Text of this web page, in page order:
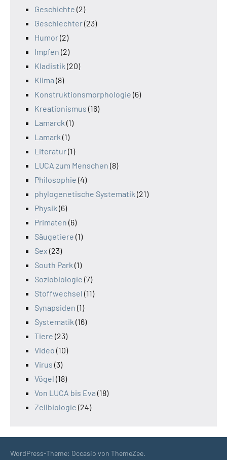
Geschichte (2)
Geschlechter(23)
Humor(2)
Impfen (2)
Kladistik (20)
Klima (8)
Konstruktionsmorphologie (6)
Kreationismus (16)
Lamarck (1)
Lamark (1)
Literatur(1)
LUCA zum Menschen (8)
Philosophie (4)
phylogenetische Systematik (21)
Physik (6)
Primaten (6)
Säugetiere (1)
Sex (23)
South Park (1)
Soziobiologie (7)
Stoffwechsel (11)
Synapsiden (1)
Systematik (16)
Tiere (23)
Video (10)
Virus (3)
Vögel (18)
Von LUCA bis Eva (18)
Zellbiologie (24)
WordPress-Theme: Occasio von ThemeZee.